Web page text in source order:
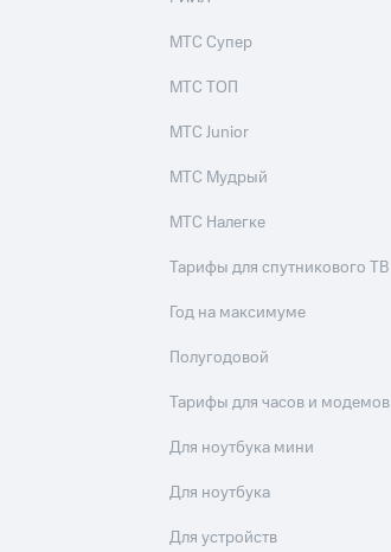
МТС Супер
МТС ТОП
МТС Junior
МТС Мудрый
МТС Налегке
Тарифы для спутникового ТВ
Год на максимуме
Полугодовой
Тарифы для часов и модемов
Для ноутбука мини
Для ноутбука
Для устройств